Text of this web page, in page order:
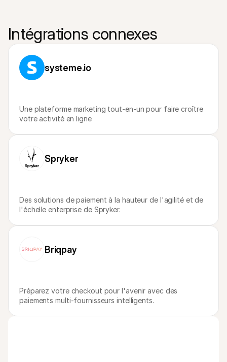
Intégrations connexes
systeme.io
Une plateforme marketing tout-en-un pour faire croître
votre activité en ligne
Spryker
Des solutions de paiement à la hauteur de l'agilité et de
l'échelle enterprise de Spryker.
Briqpay
Préparez votre checkout pour l'avenir avec des
paiements multi-fournisseurs intelligents.